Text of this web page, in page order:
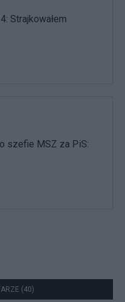
Strajkowałem
szefie MSZ za PiS:
(40)